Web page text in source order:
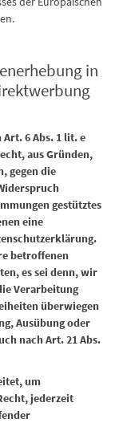
in
6 Abs. 1 lit. e
aus Gründen,
gegen die
gestütztes
eine
betroffenen
es sei denn, wir
Verarbeitung
überwiegen
Ausübung oder
nach Art. 21 Abs.
um
jederzeit